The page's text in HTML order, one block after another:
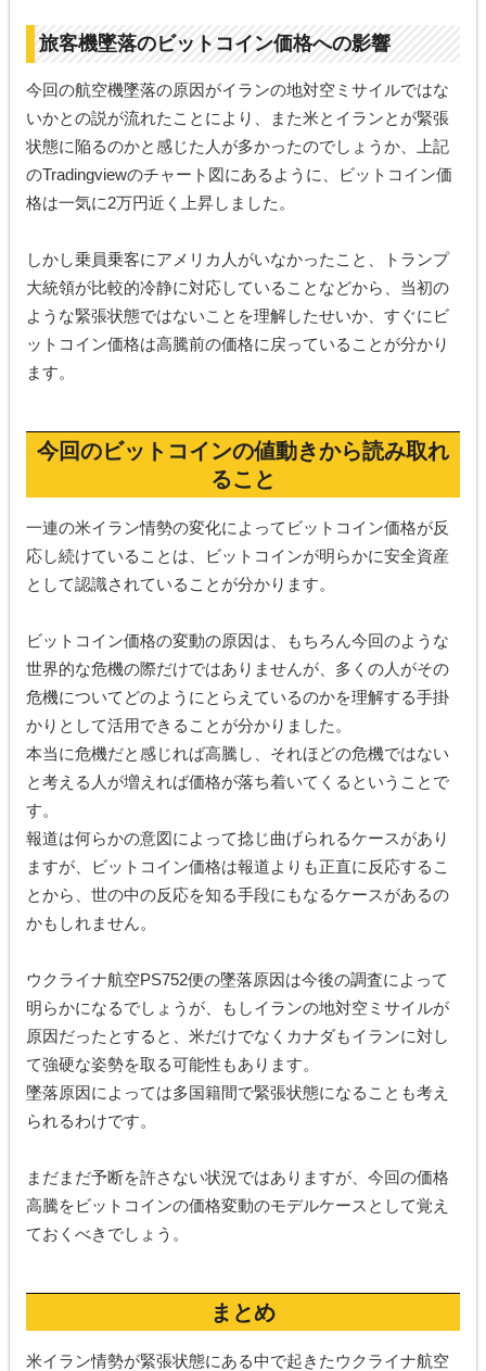
旅客機墜落のビットコイン価格への影響
今回の航空機墜落の原因がイランの地対空ミサイルではな
いかとの説が流れたことにより、また米とイランとが緊張
状態に陥るのかと感じた人が多かったのでしょうか、上記
のTradingviewのチャート図にあるように、ビットコイン価
格は一気に2万円近く上昇しました。
しかし乗員乗客にアメリカ人がいなかったこと、トランプ
大統領が比較的冷静に対応していることなどから、当初の
ような緊張状態ではないことを理解したせいか、すぐにビ
ットコイン価格は高騰前の価格に戻っていることが分かり
ます。
今回のビットコインの値動きから読み取れ
ること
一連の米イラン情勢の変化によってビットコイン価格が反
応し続けていることは、ビットコインが明らかに安全資産
として認識されていることが分かります。
ビットコイン価格の変動の原因は、もちろん今回のような
世界的な危機の際だけではありませんが、多くの人がその
危機についてどのようにとらえているのかを理解する手掛
かりとして活用できることが分かりました。
本当に危機だと感じれば高騰し、それほどの危機ではない
と考える人が増えれば価格が落ち着いてくるということで
す。
報道は何らかの意図によって捻じ曲げられるケースがあり
ますが、ビットコイン価格は報道よりも正直に反応するこ
とから、世の中の反応を知る手段にもなるケースがあるの
かもしれません。
ウクライナ航空PS752便の墜落原因は今後の調査によって
明らかになるでしょうが、もしイランの地対空ミサイルが
原因だったとすると、米だけでなくカナダもイランに対し
て強硬な姿勢を取る可能性もあります。
墜落原因によっては多国籍間で緊張状態になることも考え
られるわけです。
まだまだ予断を許さない状況ではありますが、今回の価格
高騰をビットコインの価格変動のモデルケースとして覚え
ておくべきでしょう。
まとめ
米イラン情勢が緊張状態にある中で起きたウクライナ航空